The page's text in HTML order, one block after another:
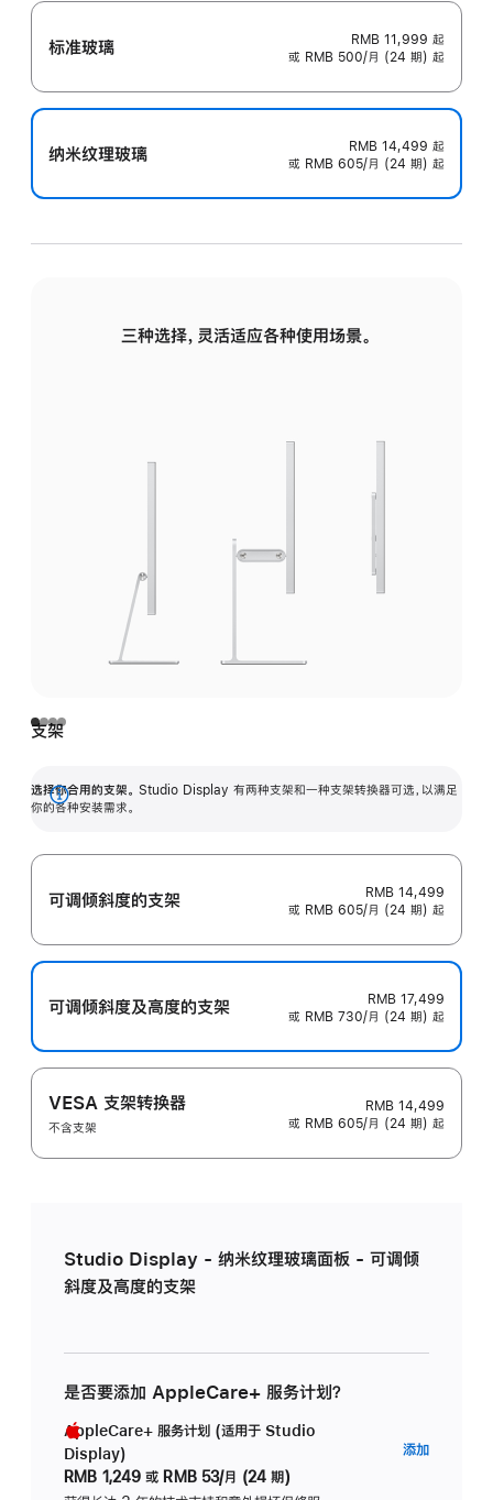
标准玻璃 RMB 11,999 起
或 RMB 500/月 (24 期) 起
纳米纹理玻璃 RMB 14,499 起
或 RMB 605/月 (24 期) 起
三种选择，灵活适应各种使用场景。
支架
选择你合用的支架。 Studio Display 有两种支架和一种支架转换器可选，以满足
你的各种安装需求。
展
可调倾斜度的支架
RMB 14,499
或 RMB 605/月 (24 期) 起
可调倾斜度及高‍度的支‍架
RMB 17,499
或 RMB 730/月 (24 期) 起
VESA 支架转换器
不含支架
RMB 14,499
或 RMB 605/月 (24 期) 起
Studio Display - 纳米纹理玻璃面板 - 可调倾
斜度及高度的支架
是否要添加 AppleCare+ 服务计划？
AppleCare+ 服务计划 (适用于 Studio
Display)
RMB 1,249 或 RMB 53/月 (24 期)
添加